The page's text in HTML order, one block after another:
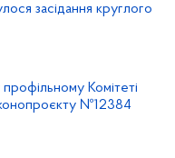
засідання круглого
Комітеті
№12384